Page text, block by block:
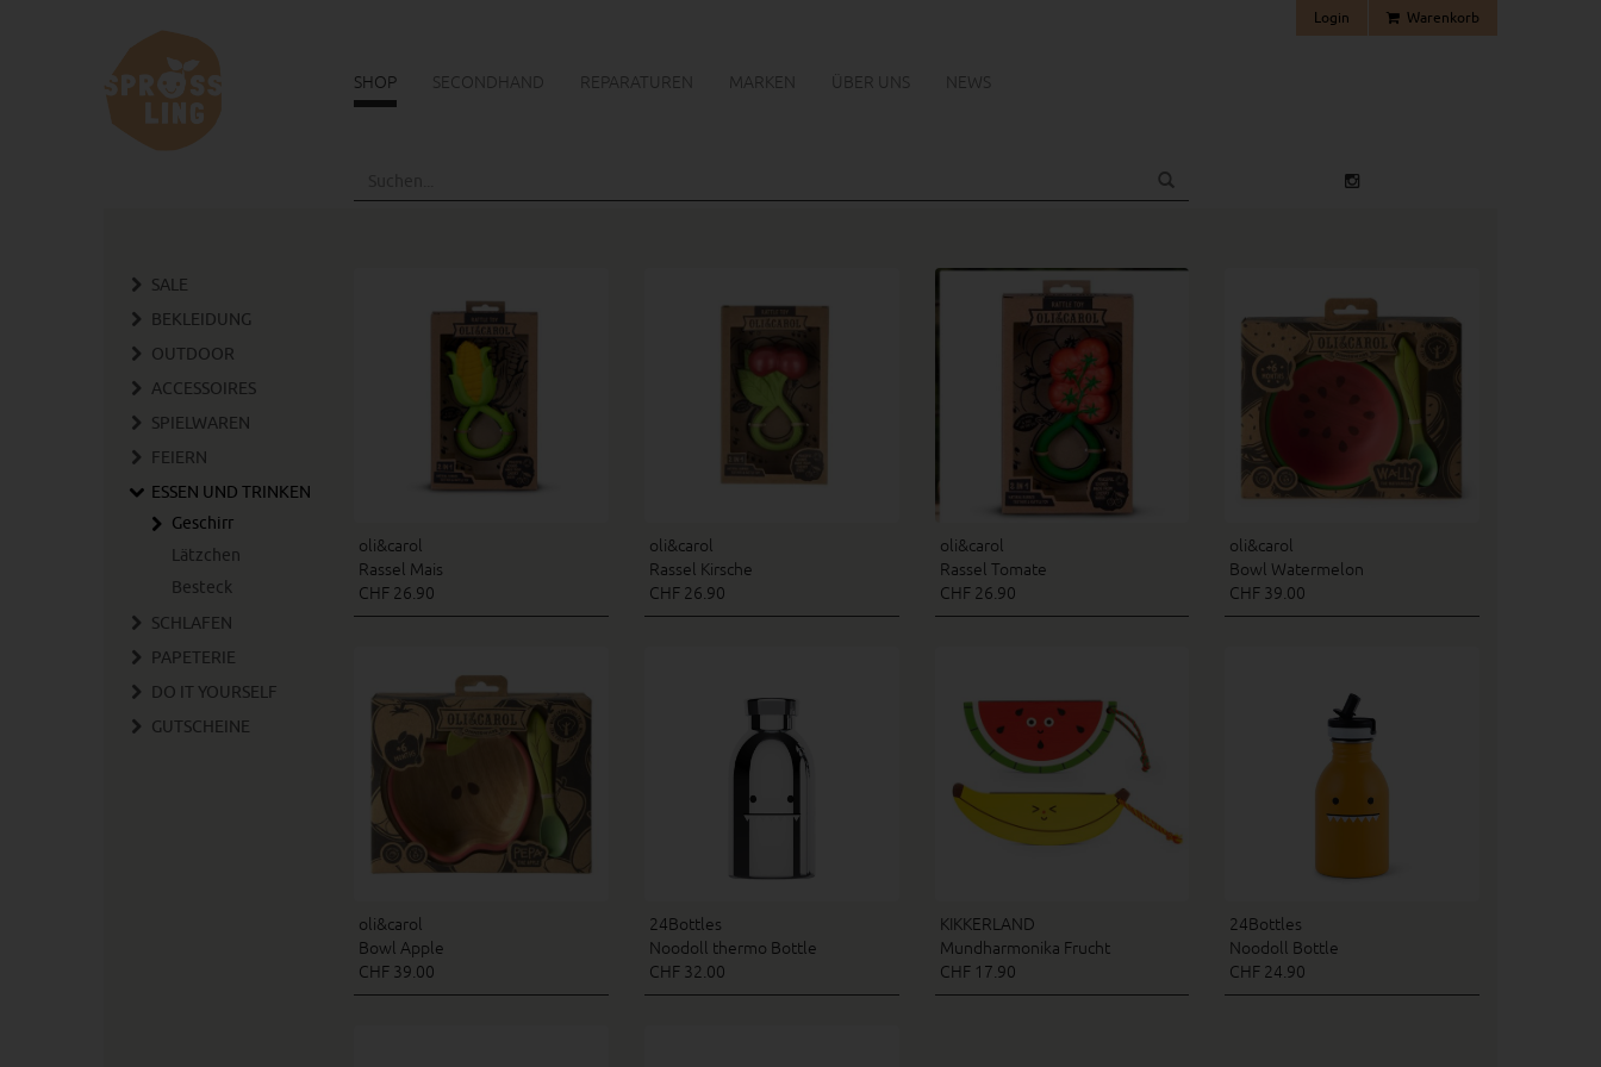
Login Warenkorb
SHOP SECONDHAND REPARATUREN MARKEN ÜBER UNS NEWS
SALE
BEKLEIDUNG
OUTDOOR
ACCESSOIRES
SPIELWAREN
FEIERN
ESSEN UND TRINKEN
Geschirr
Lätzchen
Besteck
SCHLAFEN
PAPETERIE
DO IT YOURSELF
GUTSCHEINE
oli&carol
Rassel Mais
CHF 26.90
oli&carol
Rassel Kirsche
CHF 26.90
oli&carol
Rassel Tomate
CHF 26.90
oli&carol
Bowl Watermelon
CHF 39.00
oli&carol
Bowl Apple
CHF 39.00
24Bottles
Noodoll thermo Bottle
CHF 32.00
KIKKERLAND
Mundharmonika Frucht
CHF 17.90
24Bottles
Noodoll Bottle
CHF 24.90